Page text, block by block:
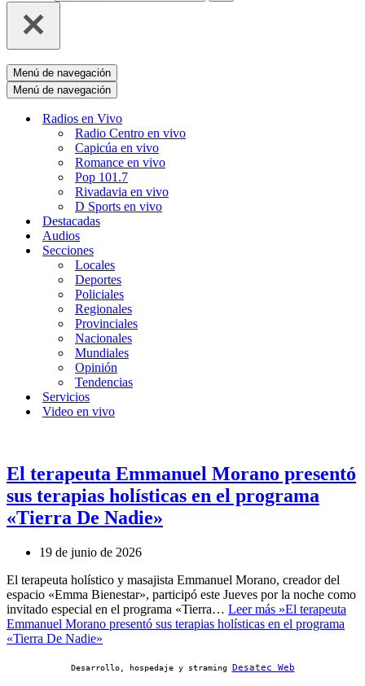
Menú de navegación
Menú de navegación
Radios en Vivo
Radio Centro en vivo
Capicúa en vivo
Romance en vivo
Pop 101.7
Rivadavia en vivo
D Sports en vivo
Destacadas
Audios
Secciones
Locales
Deportes
Policiales
Regionales
Provinciales
Nacionales
Mundiales
Opinión
Tendencias
Servicios
Video en vivo
El terapeuta Emmanuel Morano presentó
sus terapias holísticas en el programa
«Tierra De Nadie»
19 de junio de 2026
El terapeuta holístico y masajista Emmanuel Morano, creador del
espacio «Emma Bienestar», participó este Jueves por la noche como
invitado especial en el programa «Tierra… Leer más »El terapeuta
Emmanuel Morano presentó sus terapias holísticas en el programa
«Tierra De Nadie»
Desarrollo, hospedaje y straming Desatec Web